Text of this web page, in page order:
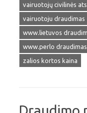
vairuotojų civilinės
vairuotoju draudimas
www.lietuvos
www.perlo
zalios kortos kaina